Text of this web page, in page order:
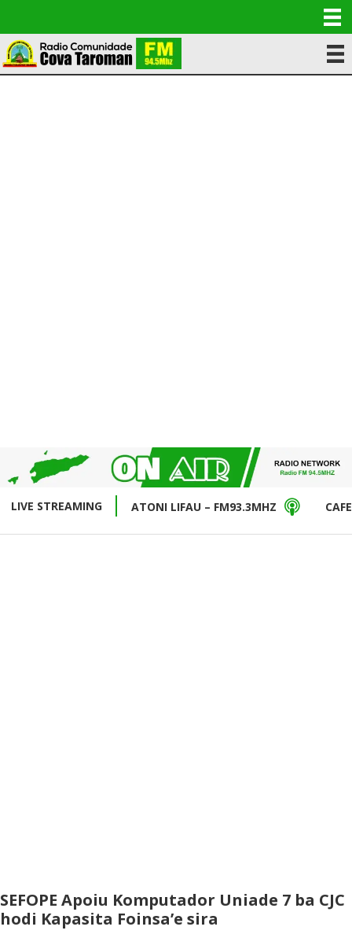
LIVE STREAMING ATONI LIFAU – FM93.3MHZ
SEFOPE Apoiu Komputador Uniade 7 ba CJC
hodi Kapasita Foinsa’e sira